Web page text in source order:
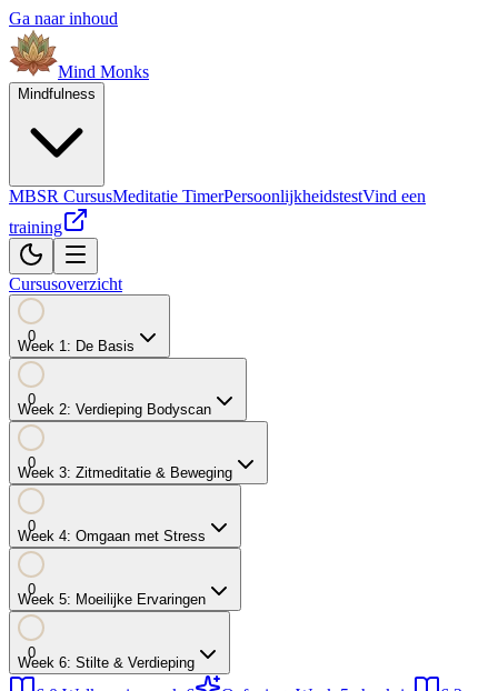
Ga naar inhoud
Mind Monks
Mindfulness
MBSR CursusMeditatie TimerPersoonlijkheidstestVind een
training
Cursusoverzicht
0
Week 1: De Basis
0
Week 2: Verdieping Bodyscan
0
Week 3: Zitmeditatie & Beweging
0
Week 4: Omgaan met Stress
0
Week 5: Moeilijke Ervaringen
0
Week 6: Stilte & Verdieping